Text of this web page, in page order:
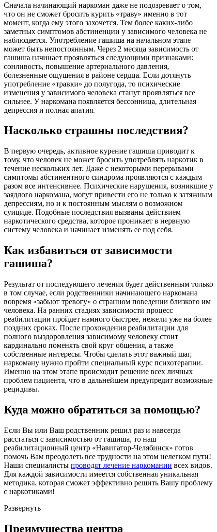
Сначала начинающий наркоман даже не подозревает о том,
что он не сможет бросить курить «траву» именно в тот
момент, когда ему этого захочется. Тем более каких-либо
заметных симптомов абстиненции у зависимого человека не
наблюдается. Употребление гашиша на начальном этапе
может быть непостоянным. Через 2 месяца зависимость от
гашиша начинает проявляться следующими признаками:
сонливость, повышение артериального давления,
болезненные ощущения в районе сердца. Если дотянуть
употребление «травки» до полугода, то психические
изменения у зависимого человека станут проявляться все
сильнее. У наркомана появляется бессонница, длительная
депрессия и полная апатия.
Насколько страшны последствия?
В первую очередь, активное курение гашиша приводит к
тому, что человек не может бросить употреблять наркотик в
течение нескольких лет. Даже с некоторыми перерывами
симптомы абстинентного синдрома проявляются с каждым
разом все интенсивнее. Психические нарушения, возникшие у
заядлого наркомана, могут привести его не только к затяжным
депрессиям, но и к постоянным мыслям о возможном
суициде. Подобные последствия вызваны действием
наркотического средства, которое проникает в нервную
систему человека и начинает изменять ее под себя.
Как избавиться от зависимости
гашиша?
Результат от последующего лечения будет действенным только
в том случае, если родственники начинающего наркомана
вовремя «забьют тревогу» о странном поведении близкого им
человека. На ранних стадиях зависимости процесс
реабилитации пройдет намного быстрее, нежели уже на более
поздних сроках. После прохождения реабилитации для
полного выздоровления зависимому человеку стоит
кардинально поменять свой круг общения, а также
собственные интересы. Чтобы сделать этот важный шаг,
наркоману нужно пройти специальный курс психотерапии.
Именно на этом этапе происходит решение всех личных
проблем пациента, что в дальнейшем предупредит возможные
рецидивы.
Куда можно обратиться за помощью?
Если Вы или Ваш родственник решил раз и навсегда
расстаться с зависимостью от гашиша, то наш
реабилитационный центр «Навигатор-Челябинск» готов
помочь Вам преодолеть все трудности на этом нелегком пути!
Наши специалисты проводят лечение наркомании всех видов.
Для каждой зависимости имеется собственная уникальная
методика, которая сможет эффективно решить Вашу проблему
с наркотиками!
Развернуть
Преимущества центра